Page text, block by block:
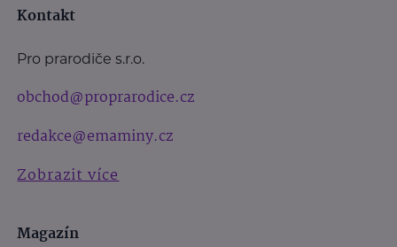
Kontakt
Pro prarodiče s.r.o.
obchod@proprarodice.cz
redakce@emaminy.cz
Zobrazit více
Magazín